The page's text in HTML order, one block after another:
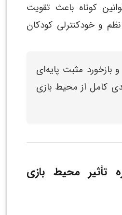
کوتاه باعث تقویت
و خودکنترلی کودکان
بازخورد مثبت پایه‌ای
کامل از محیط بازی
تأثیر محیط بازی